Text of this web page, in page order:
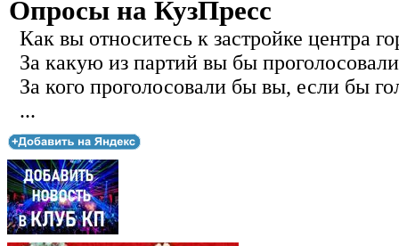
Опросы на КузПресс
Как вы относитесь к застройке центра
За какую из партий вы бы
За кого проголосовали бы вы, если бы
...